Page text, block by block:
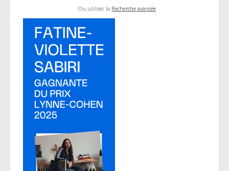
Ou utiliser la Recherche avancée